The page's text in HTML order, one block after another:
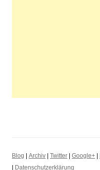
Blog Archiv Twitter Google+
Datenschutzerklärung